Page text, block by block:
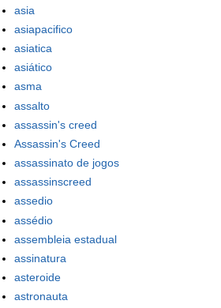
asia
asiapacifico
asiatica
asiático
asma
assalto
assassin's creed
Assassin's Creed
assassinato de jogos
assassinscreed
assedio
assédio
assembleia estadual
assinatura
asteroide
astronauta